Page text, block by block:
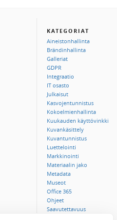
KATEGORIAT
Aineistonhallinta
Brändinhallinta
Galleriat
GDPR
Integraatio
IT osasto
Julkaisut
Kasvojentunnistus
Kokoelmienhallinta
Kuukauden käyttövinkki
Kuvankäsittely
Kuvantunnistus
Luettelointi
Markkinointi
Materiaalin jako
Metadata
Museot
Office 365
Ohjeet
Saavutettavuus